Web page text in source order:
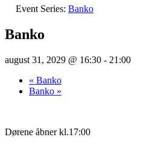
Event Series: Banko
Banko
august 31, 2029 @ 16:30 - 21:00
« Banko
Banko »
Dørene åbner kl.17:00